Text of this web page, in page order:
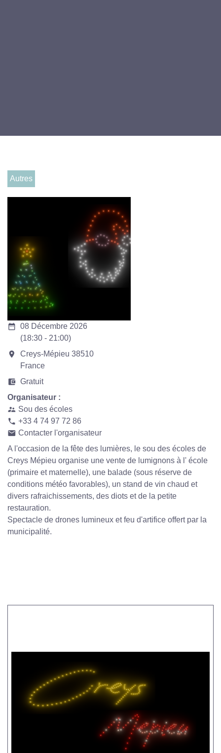
Autres
date_range 08 Décembre 2026
(18:30 - 21:00)
room
Creys-Mépieu 38510
France
account_balance_wallet Gratuit
Organisateur :
supervisor_account Sou des écoles
phone +33 4 74 97 72 86
email Contacter l'organisateur
A l'occasion de la fête des lumières, le sou des écoles de
Creys Mépieu organise une vente de lumignons à l' école
(primaire et maternelle), une balade (sous réserve de
conditions météo favorables), un stand de vin chaud et
divers rafraichissements, des diots et de la petite
restauration.
Spectacle de drones lumineux et feu d'artifice offert par la
municipalité.